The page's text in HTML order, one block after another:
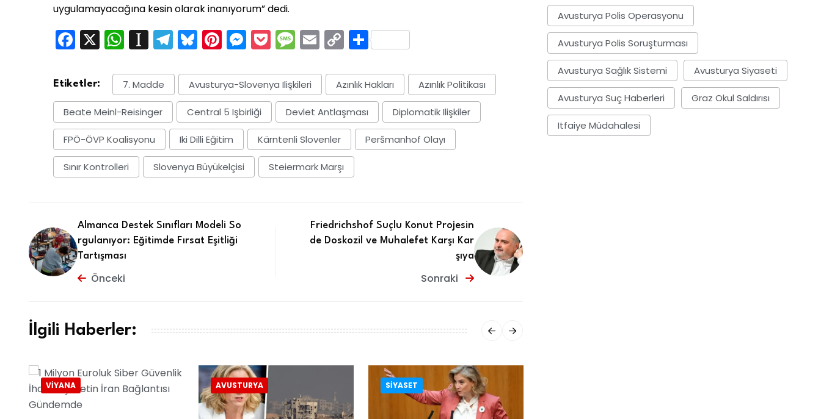
uygulamayacağına kesin olarak inanıyorum” dedi.
Facebook
X WhatsApp
Instapaper
Telegram
Bluesky
Pinterest
Messenger
Pocket
Message
EmailCopy
Share
Etiketler: 7. Madde Avusturya-Slovenya Ilişkileri Azınlık Hakları Azınlık Politikası
Beate Meinl-Reisinger Central 5 Işbirliği Devlet Antlaşması Diplomatik Ilişkiler
FPÖ-ÖVP Koalisyonu Iki Dilli Eğitim Kärntenli Slovenler Peršmanhof Olayı
Sınır Kontrolleri Slovenya Büyükelçisi Steiermark Marşı
Almanca Destek Sınıfları Modeli So
rgulanıyor: Eğitimde Fırsat Eşitliği
Tartışması
Önceki
Friedrichshof Suçlu Konut Projesin
de Doskozil ve Muhalefet Karşı Kar
şıya
Sonraki
İlgili Haberler:
VIYANA AVUSTURYA SIYASET
Avusturya Polis Operasyonu
Avusturya Polis Soruşturması
Avusturya Sağlık Sistemi Avusturya Siyaseti
Avusturya Suç Haberleri Graz Okul Saldırısı
Itfaiye Müdahalesi